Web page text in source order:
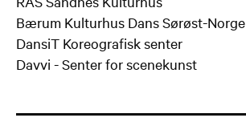
Bærum Kulturhus Dans Sørøst-Norge
DansiT Koreografisk senter
Davvi - Senter for scenekunst